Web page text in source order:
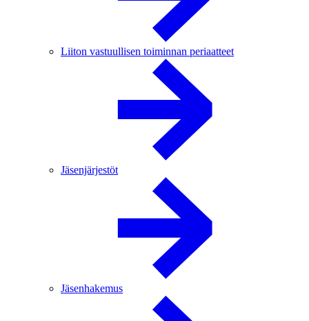
Liiton vastuullisen toiminnan periaatteet
Jäsenjärjestöt
Jäsenhakemus